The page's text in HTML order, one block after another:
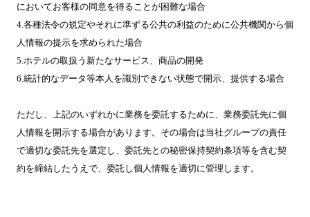
においてお客様の同意を得ることが困難な場合
4.各種法令の規定やそれに準ずる公共の利益のために公共機関から個
人情報の提示を求められた場合
5.ホテルの取扱う新たなサービス、商品の開発
6.統計的なデータ等本人を識別できない状態で開示、提供する場合
ただし、上記のいずれかに業務を委託するために、業務委託先に個
人情報を開示する場合があります。その場合は当社グループの責任
で適切な委託先を選定し、委託先との秘密保持契約条項等を含む契
約を締結したうえで、委託し個人情報を適切に管理します。